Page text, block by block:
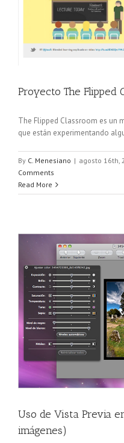
Proyecto The Flipped
The Flipped Classroom es un
que están experimentando
By C. Menesiano | agosto 16th,
Comments
Read More
Uso de Vista Previa
imágenes)